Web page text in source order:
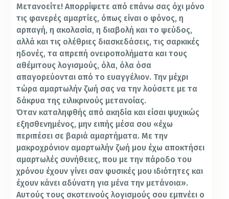
Μετανοείτε! Απορρίψετε από επάνω σας όχι μόνο
τις φανερές αμαρτίες, όπως είναι ο φόνος, η
αρπαγή, η ακολασία, η διαβολή και το ψεύδος,
αλλά και τις ολέθριες διασκεδάσεις, τις σαρκικές
ηδονές, τα απρεπή ονειροπολήματα και τους
αθέμιτους λογισμούς, όλα, όλα όσα
απαγορεύονται από το ευαγγέλιον. Την μέχρι
τώρα αμαρτωλήν ζωή σας να την λούσετε με τα
δάκρυα της ειλικρινούς μετανοίας.
Όταν καταληφθής από ακηδία και είσαι ψυχικώς
εξησθενημένος, μην ειπής μέσα σου «έχω
περιπέσει σε βαριά αμαρτήματα. Με την
μακροχρόνιον αμαρτωλήν ζωή μου έχω αποκτήσει
αμαρτωλές συνήθειες, που με την πάροδο του
χρόνου έχουν γίνει σαν φυσικές μου ιδιότητες και
έχουν κάνει αδύνατη για μένα την μετάνοια».
Αυτούς τους σκοτεινούς λογισμούς σου εμπνέει ο